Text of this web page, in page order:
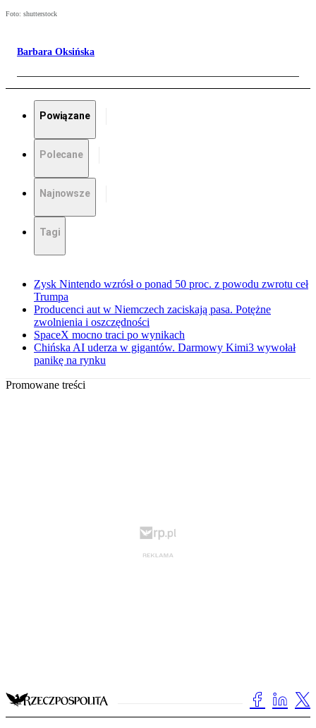
Foto: shutterstock
Barbara Oksińska
Powiązane
Polecane
Najnowsze
Tagi
Zysk Nintendo wzrósł o ponad 50 proc. z powodu zwrotu ceł
Trumpa
Producenci aut w Niemczech zaciskają pasa. Potężne
zwolnienia i oszczędności
SpaceX mocno traci po wynikach
Chińska AI uderza w gigantów. Darmowy Kimi3 wywołał
panikę na rynku
Promowane treści